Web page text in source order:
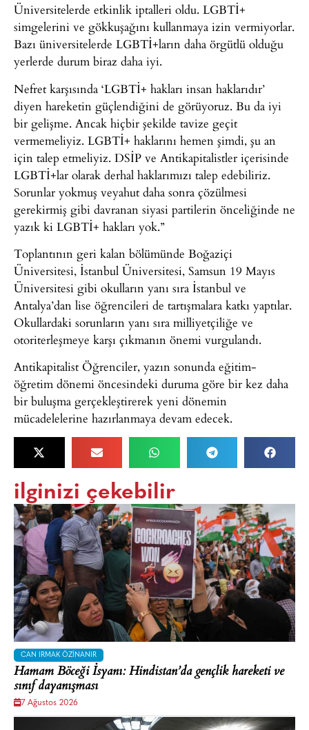
Üniversitelerde etkinlik iptalleri oldu. LGBTİ+
simgelerini ve gökkuşağını kullanmaya izin vermiyorlar.
Bazı üniversitelerde LGBTİ+ların daha örgütlü olduğu
yerlerde durum biraz daha iyi.
Nefret karşısında ‘LGBTİ+ hakları insan haklarıdır’
diyen hareketin güçlendiğini de görüyoruz. Bu da iyi
bir gelişme. Ancak hiçbir şekilde tavize geçit
vermemeliyiz. LGBTİ+ haklarını hemen şimdi, şu an
için talep etmeliyiz. DSİP ve Antikapitalistler içerisinde
LGBTİ+lar olarak derhal haklarımızı talep edebiliriz.
Sorunlar yokmuş veyahut daha sonra çözülmesi
gerekirmiş gibi davranan siyasi partilerin önceliğinde ne
yazık ki LGBTİ+ hakları yok.”
Toplantının geri kalan bölümünde Boğaziçi
Üniversitesi, İstanbul Üniversitesi, Samsun 19 Mayıs
Üniversitesi gibi okulların yanı sıra İstanbul ve
Antalya’dan lise öğrencileri de tartışmalara katkı yaptılar.
Okullardaki sorunların yanı sıra milliyetçiliğe ve
otoriterleşmeye karşı çıkmanın önemi vurgulandı.
Antikapitalist Öğrenciler, yazın sonunda eğitim-
öğretim dönemi öncesindeki duruma göre bir kez daha
bir buluşma gerçekleştirerek yeni dönemin
mücadelelerine hazırlanmaya devam edecek.
ilginizi çekebilir
CAN IRMAK ÖZINANIR
Hamam Böceği İsyanı: Hindistan’da gençlik hareketi ve
sınıf dayanışması
7 Ağustos 2026